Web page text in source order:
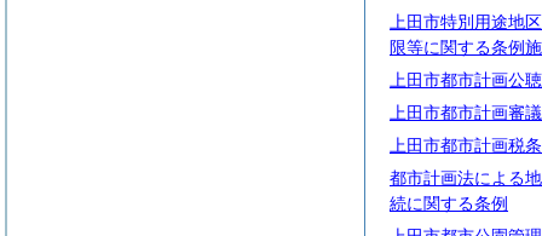
上田市特別用途地
限等に関する条例
上田市都市計画公
上田市都市計画審
上田市都市計画税
都市計画法による
続に関する条例